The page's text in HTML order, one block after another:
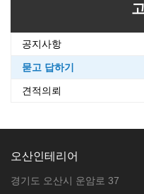
공지사항
묻고 답하기
견적의뢰
오산인테리어
경기도 오산시 운암로 37